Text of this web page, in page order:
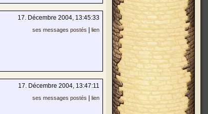
17. Décembre 2004, 13:45:33
ses messages postés lien
17. Décembre 2004, 13:47:11
ses messages postés lien